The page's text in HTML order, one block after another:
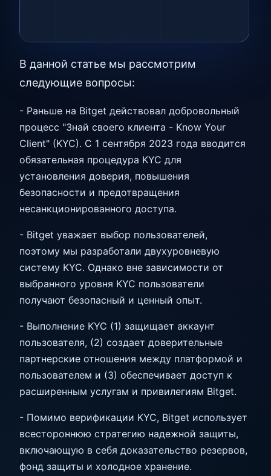
В данной статье мы рассмотрим
следующие вопросы:
- Раньше на Bitget действовал добровольный
процесс "Знай своего клиента - Know Your
Client" (KYC). С 1 сентября 2023 года вводится
обязательная процедура KYC для
установления доверия, повышения
безопасности и предотвращения
несанкционированного доступа.
- Bitget уважает выбор пользователей,
поэтому мы разработали двухуровневую
систему KYC. Однако вне зависимости от
выбранного уровня KYC пользователи
получают безопасный и ценный опыт.
- Выполнение KYC (1) защищает аккаунт
пользователя, (2) создает доверительные
партнерские отношения между платформой и
пользователем и (3) обеспечивает доступ к
расширенным услугам и привилегиям Bitget.
- Помимо верификации KYC, Bitget использует
всестороннюю стратегию надежной защиты,
включающую в себя доказательство резервов,
фонд защиты и холодное хранение.